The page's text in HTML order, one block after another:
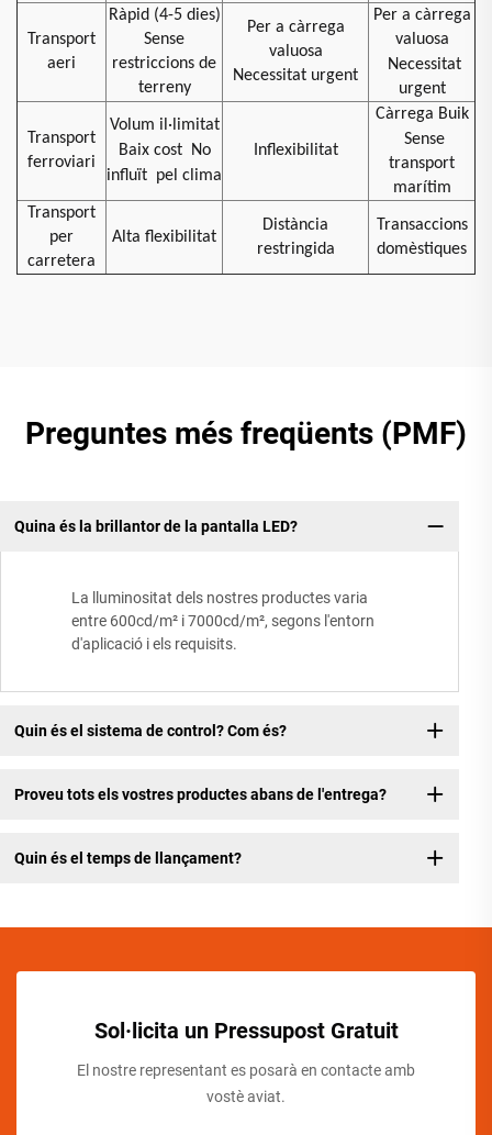
Transport
aeri
Ràpid (4-5 dies)
Sense
restriccions de
terreny
Per a càrrega
valuosa
Necessitat urgent
Per a càrrega
valuosa
Necessitat
urgent
Transport
ferroviari
Volum il·limitat
Baix cost
No
influït pel clima
Inflexibilitat
Càrrega Buik
Sense
transport
marítim
Transport
per
carretera
Alta flexibilitat
Distància
restringida
Transaccions
domèstiques
Preguntes més freqüents (PMF)
Quina és la brillantor de la pantalla LED?
La lluminositat dels nostres productes varia
entre 600cd/m² i 7000cd/m², segons l'entorn
d'aplicació i els requisits.
Quin és el sistema de control? Com és?
Proveu tots els vostres productes abans de l'entrega?
Quin és el temps de llançament?
Sol·licita un Pressupost Gratuit
El nostre representant es posarà en contacte amb
vostè aviat.